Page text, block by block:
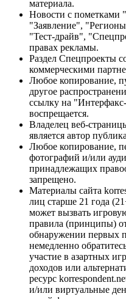
материала.
Новости с пометками
"Заявление",
"Тест-драйв",
правах рекламы.
Раздел Спецпроекты
коммерческими
Любое копирование,
другое
ссылку на
воспрещается.
Владелец веб-
является автор
Любое копирование,
фотографий и/или
принадлежащих
запрещено.
Материалы сайта
лиц старше 21 года
может вызвать
правила (принципы)
обнаружении первых
немедленно
участие в азартных
доходов или
ресурс
и/или виртуальные